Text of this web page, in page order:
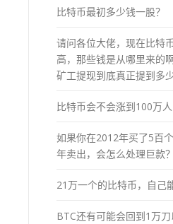
比特币最初多少钱一股？
请问各位大佬，现在比特
高，那些钱是从哪里来的
矿工提现到底真正提到多少
比特币会不会涨到100万人
如果你在2012年买了5百
年卖出，会怎么处理巨款？
21万一个的比特币，自己
BTC还有可能会回到1万